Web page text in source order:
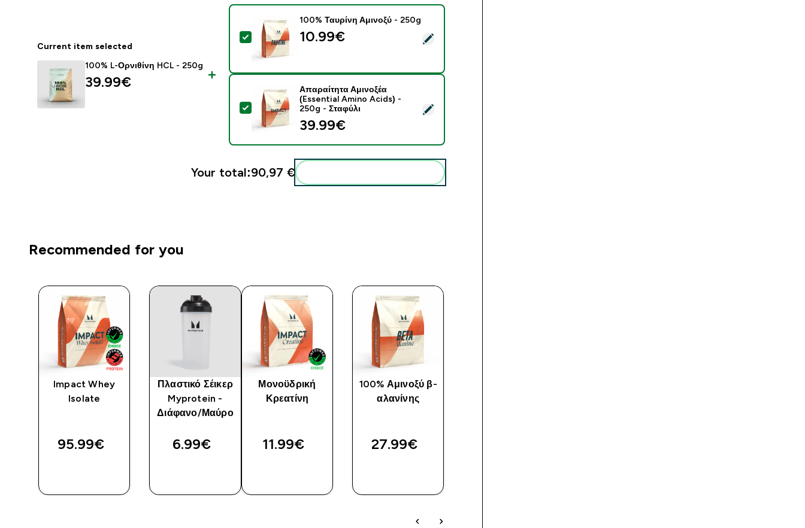
Current item selected
100% L-Ορνιθίνη HCL - 250g
39.99€‎
Select this product - 100% Ταυρίνη Αμινοξύ - 250g
100% Ταυρίνη Αμινοξύ - 250g
10.99€‎
Select this product - Απαραίτητα Αμινοξέα (Essential Amino Acids) - 250g - Σταφύλι
Απαραίτητα Αμινοξέα
(Essential Amino Acids) -
250g - Σταφύλι
39.99€‎
Your total:90,97 €‎
Recommended for you
Impact Whey
Isolate
95.99€‎
Πλαστικό Σέικερ
Myprotein -
Διάφανο/Μαύρο
6.99€‎
Μονοϋδρική
Κρεατίνη
11.99€‎
100% Αμινοξύ β-
αλανίνης
27.99€‎